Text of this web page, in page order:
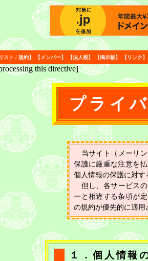
スト / 規約】 【 メンバー】 【法人税】 【掲示板】 【 リンク】
this directive]
プライ
当サイト（メーリ
保護に厳重な注意を
個人情報の保護に対す
但し、各サービス
ーと相違する条項が
の規約が優先的に適
１．個人情報